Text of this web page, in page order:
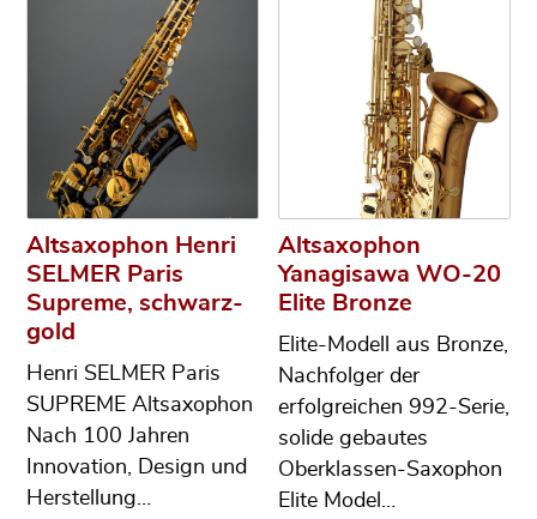
Altsaxophon Henri
SELMER Paris
Supreme, schwarz-
gold
Henri SELMER Paris
SUPREME Altsaxophon
Nach 100 Jahren
Innovation, Design und
Herstellung…
Altsaxophon
Yanagisawa WO-20
Elite Bronze
Elite-Modell aus Bronze,
Nachfolger der
erfolgreichen 992-Serie,
solide gebautes
Oberklassen-Saxophon
Elite Model…